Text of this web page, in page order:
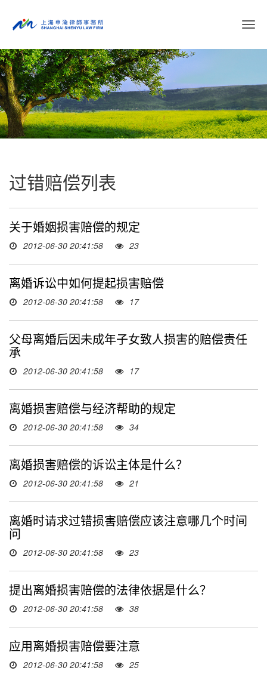
切
导
过错赔偿列表
关于婚姻损害赔偿的规定
2012-06-30 20:41:58 23
离婚诉讼中如何提起损害赔偿
2012-06-30 20:41:58 17
父母离婚后因未成年子女致人损害的赔偿责任
承
2012-06-30 20:41:58 17
离婚损害赔偿与经济帮助的规定
2012-06-30 20:41:58 34
离婚损害赔偿的诉讼主体是什么？
2012-06-30 20:41:58 21
离婚时请求过错损害赔偿应该注意哪几个时间
问
2012-06-30 20:41:58 23
提出离婚损害赔偿的法律依据是什么？
2012-06-30 20:41:58 38
应用离婚损害赔偿要注意
2012-06-30 20:41:58 25